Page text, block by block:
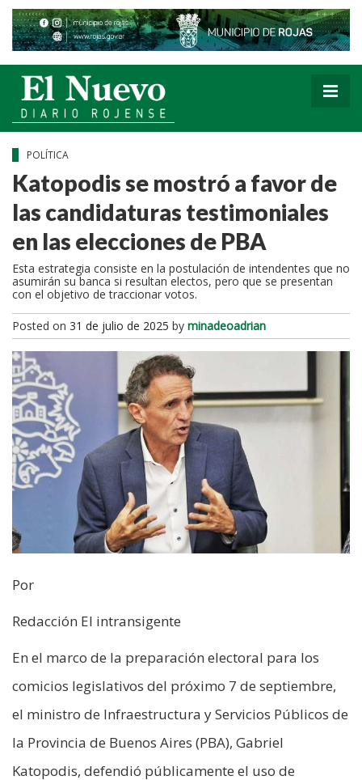
POLÍTICA
Katopodis se mostró a favor de
las candidaturas testimoniales
en las elecciones de PBA
Esta estrategia consiste en la postulación de intendentes que no
asumirán su banca si resultan electos, pero que se presentan
con el objetivo de traccionar votos.
Posted on 31 de julio de 2025 by minadeoadrian
Por
Redacción El intransigente
En el marco de la preparación electoral para los
comicios legislativos del próximo 7 de septiembre,
el ministro de Infraestructura y Servicios Públicos de
la Provincia de Buenos Aires (PBA), Gabriel
Katopodis, defendió públicamente el uso de